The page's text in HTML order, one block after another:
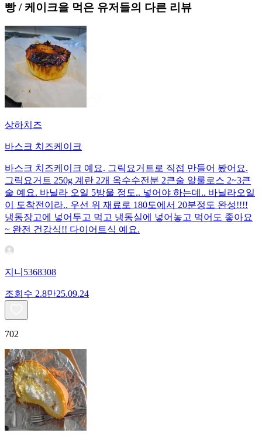
빵 / 케이크을 먹은 유저들의 다른 리뷰
상하치즈
바스크 치즈케이크
바스크 치즈케이크 예요. 그릭요거트로 직접 만들어 봤어요.
그릭요거트 250g 계란 2개 옥수수전분 2큰술 알룰로스 2~3큰
술 예요. 바닐라 오일 5방울 정도.. 넣어야 하는데.. 바닐라오일
이 도착전이라.. 우선 위 재료로 180도에서 20분정도 완성!!!!
냉동장고에 넣어두고 먹고 냉동실에 넣어놓고 먹어도 좋아요
~ 완전 건강식!! 다이어트식 예요.
지니5368308
조회수 2.8만25.09.24
702